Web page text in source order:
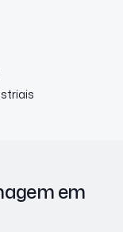
em